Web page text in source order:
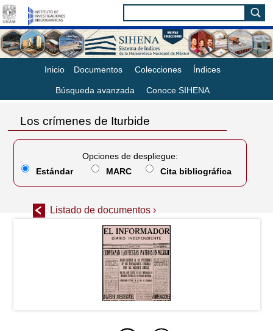
Inicio Documentos Colecciones Índices
Búsqueda avanzada Conoce SIHENA
Los crímenes de Iturbide
Listado de documentos ›
Opciones de despliegue:
Estándar
MARC Cita bibliográfica